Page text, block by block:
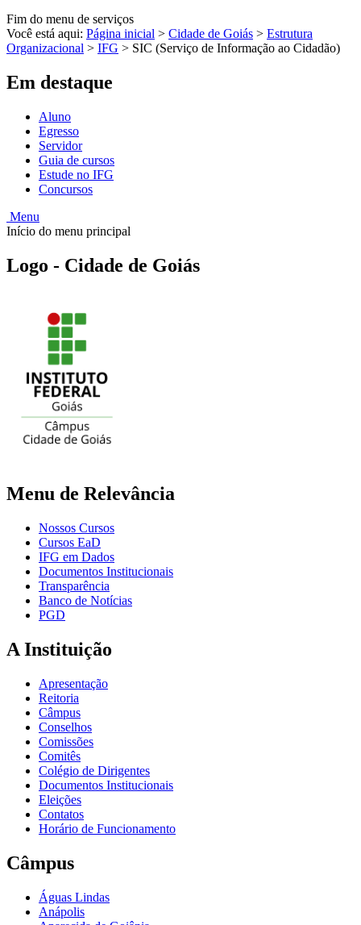
Fim do menu de serviços
Você está aqui: Página inicial > Cidade de Goiás > Estrutura
Organizacional > IFG > SIC (Serviço de Informação ao Cidadão)
Em destaque
Aluno
Egresso
Servidor
Guia de cursos
Estude no IFG
Concursos
Menu
Início do menu principal
Logo - Cidade de Goiás
Menu de Relevância
Nossos Cursos
Cursos EaD
IFG em Dados
Documentos Institucionais
Transparência
Banco de Notícias
PGD
A Instituição
Apresentação
Reitoria
Câmpus
Conselhos
Comissões
Comitês
Colégio de Dirigentes
Documentos Institucionais
Eleições
Contatos
Horário de Funcionamento
Câmpus
Águas Lindas
Anápolis